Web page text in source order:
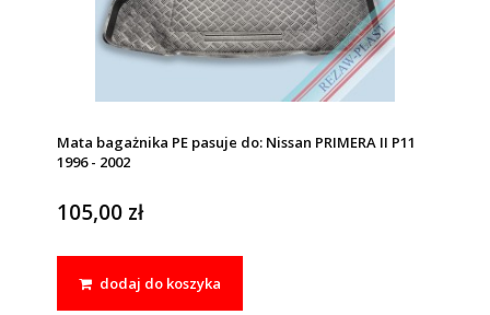
Mata bagażnika PE pasuje do: Nissan PRIMERA II P11
1996 - 2002
105,00 zł
dodaj do koszyka